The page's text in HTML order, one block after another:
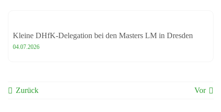
Kleine DHfK-Delegation bei den Masters LM in Dresden
04.07.2026
Zurück Vor